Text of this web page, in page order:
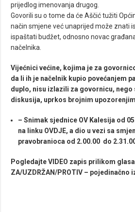
prijedlog imenovanja drugog.
Govorili su o tome da će Aščić tužiti
način smjene već unaprijed može znati
ispaštati budžet, odnosno novac
načelnika.
Vijećnici većine, kojima je za
da li ih je načelnik kupio povećanjem
duplo, nisu izlazili za govornicu, nego
diskusija, uprkos brojnim
– Snimak sjednice OV Kalesija od
na linku OVDJE, a dio u vezi sa
pravobranioca od 2.00.00 do
Pogledajte VIDEO zapis prilikom
ZA/UZDRŽAN/PROTIV – pojedinačno